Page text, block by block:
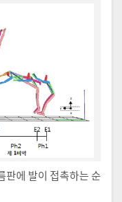
에 발이 접촉하는 순